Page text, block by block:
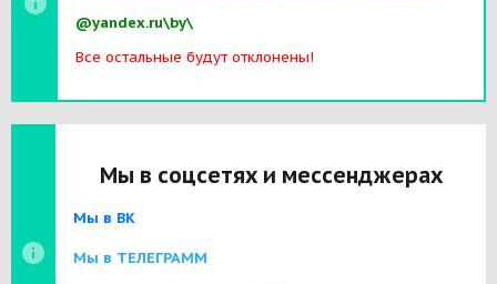
@yandex.ru\by\
Все остальные будут отклонены!
Мы в соцсетях и мессенджерах
Мы в ВК
Мы в ТЕЛЕГРАММ